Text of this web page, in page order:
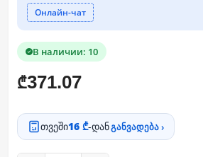
Онлайн-чат
В наличии: 10
₾371.07
თვეში16 ₾-დანგანვადება ›